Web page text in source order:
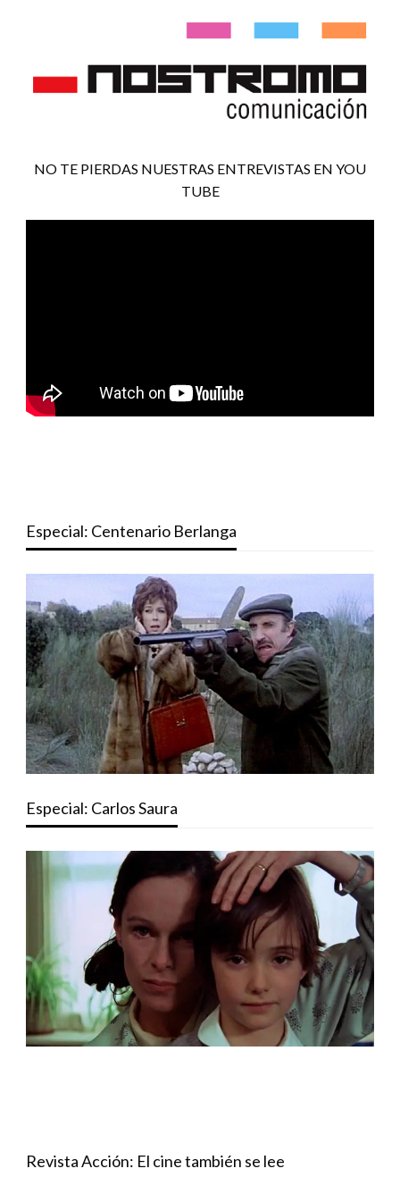
NO TE PIERDAS NUESTRAS ENTREVISTAS EN YOU
TUBE
Especial: Centenario Berlanga
Especial: Carlos Saura
Revista Acción: El cine también se lee